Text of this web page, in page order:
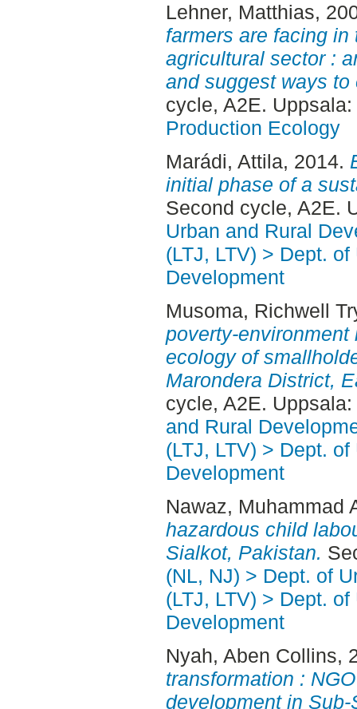
Lehner, Matthias,
farmers are facing in
agricultural sector :
and suggest ways
cycle, A2E. Uppsala:
Production Ecology
Marádi, Attila, 2014.
initial phase of a
Second cycle, A2E.
Urban and Rural
(LTJ, LTV) > Dept.
Development
Musoma, Richwell
poverty-
ecology of
Marondera District,
cycle, A2E. Uppsala:
and Rural
(LTJ, LTV) > Dept.
Development
Nawaz, Muhammad
hazardous child
Sialkot, Pakistan.
(NL, NJ) > Dept. of
(LTJ, LTV) > Dept.
Development
Nyah, Aben Collins,
transformation :
development in